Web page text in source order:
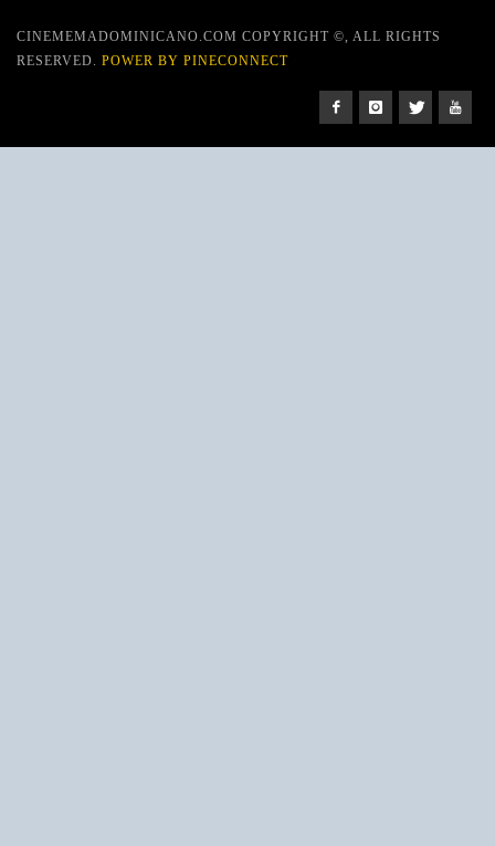
CINEMEMADOMINICANO.COM COPYRIGHT ©, ALL RIGHTS
RESERVED. POWER BY PINECONNECT